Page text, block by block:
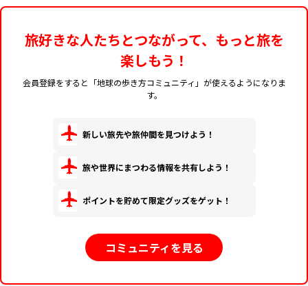
旅好きな人たちとつながって、もっと旅を
楽しもう！
会員登録をすると「地球の歩き方コミュニティ」が使えるようになりま
す。
新しい旅先や旅仲間を見つけよう！
旅や世界にまつわる情報を共有しよう！
ポイントを貯めて限定グッズをゲット！
コミュニティを見る